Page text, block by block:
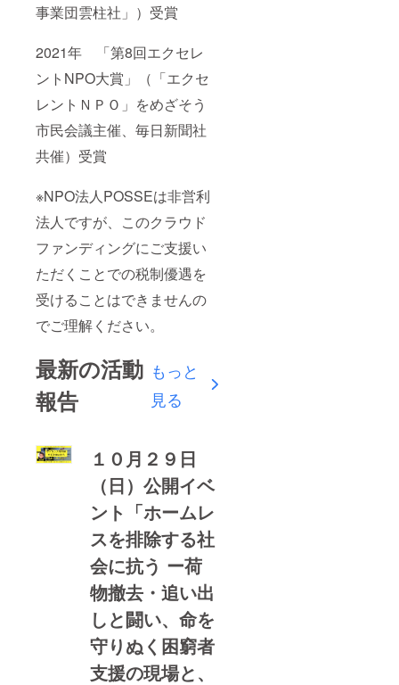
事業団雲柱社」）受賞
2021年 「第8回エクセレ
ントNPO大賞」（「エクセ
レントＮＰＯ」をめざそう
市民会議主催、毎日新聞社
共催）受賞
※NPO法人POSSEは非営利
法人ですが、このクラウド
ファンディングにご支援い
ただくことでの税制優遇を
受けることはできませんの
でご理解ください。
最新の活動
報告
もっと
見る
１０月２９日
（日）公開イベ
ント「ホームレ
スを排除する社
会に抗う ー荷
物撤去・追い出
しと闘い、命を
守りぬく困窮者
支援の現場と、